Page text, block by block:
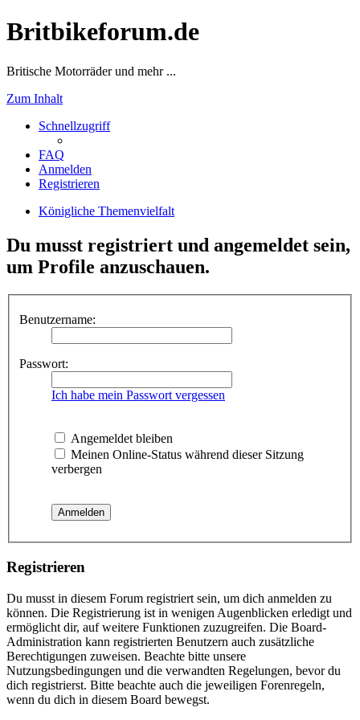
Britbikeforum.de
Britische Motorräder und mehr ...
Zum Inhalt
Schnellzugriff
FAQ
Anmelden
Registrieren
Königliche Themenvielfalt
Du musst registriert und angemeldet sein,
um Profile anzuschauen.
Benutzername:
Passwort:
Ich habe mein Passwort vergessen
Angemeldet bleiben
Meinen Online-Status während dieser Sitzung
verbergen
Registrieren
Du musst in diesem Forum registriert sein, um dich anmelden zu
können. Die Registrierung ist in wenigen Augenblicken erledigt und
ermöglicht dir, auf weitere Funktionen zuzugreifen. Die Board-
Administration kann registrierten Benutzern auch zusätzliche
Berechtigungen zuweisen. Beachte bitte unsere
Nutzungsbedingungen und die verwandten Regelungen, bevor du
dich registrierst. Bitte beachte auch die jeweiligen Forenregeln,
wenn du dich in diesem Board bewegst.